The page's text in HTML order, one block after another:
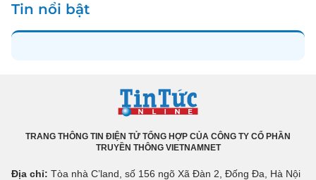
Tin nổi bật
TRANG THÔNG TIN ĐIỆN TỬ TỔNG HỢP CỦA CÔNG TY CỔ PHẦN
TRUYỀN THÔNG VIETNAMNET
Địa chỉ: Tòa nhà C’land, số 156 ngõ Xã Đàn 2, Đống Đa, Hà Nội